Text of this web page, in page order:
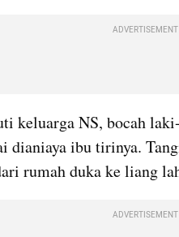
ADVERTISEMENT
keluarga NS, bocah
dianiaya ibu tirinya.
rumah duka ke liang
ADVERTISEMENT